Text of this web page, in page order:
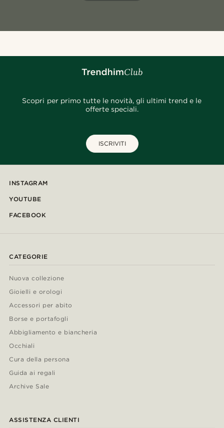
Scopri per primo tutte le novità, gli ultimi trend e le
offerte speciali.
ISCRIVITI
INSTAGRAM
YOUTUBE
FACEBOOK
CATEGORIE
Nuova collezione
Gioielli e orologi
Accessori per abito
Borse e portafogli
Abbigliamento e biancheria
Occhiali
Cura della persona
Guida ai regali
Archive Sale
ASSISTENZA CLIENTI